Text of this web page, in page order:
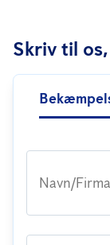
Skriv til
Navn/Firma